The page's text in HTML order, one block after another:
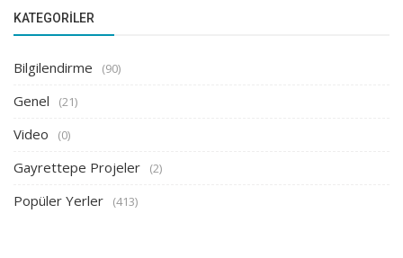
KATEGORILER
Bilgilendirme (90)
Genel (21)
Video (0)
Gayrettepe Projeler (2)
Popüler Yerler (413)